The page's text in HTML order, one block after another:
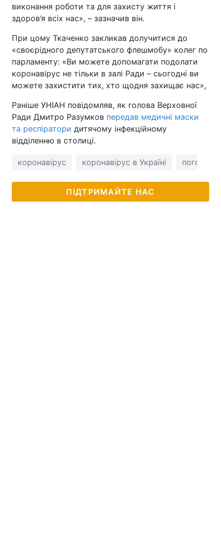
виконання роботи та для захисту життя і
здоров’я всіх нас», – зазначив він.
При цому Ткаченко закликав долучитися до
«своєрідного депутатського флешмобу» колег по
парламенту: «Ви можете допомагати подолати
коронавірус не тільки в залі Ради – сьогодні ви
можете захистити тих, хто щодня захищає нас»,
Раніше УНІАН повідомляв, як голова Верховної
Ради Дмитро Разумков передав медичні маски
та респіратори дитячому інфекційному
відділенню в столиці.
коронавірус коронавірус в Україні погода у
ПІДТРИМАЙТЕ НАС